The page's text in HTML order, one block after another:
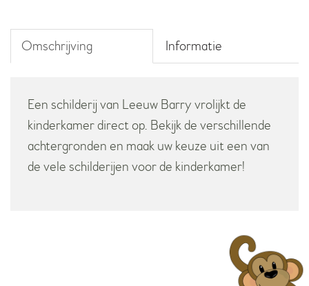
Omschrijving Informatie
Een schilderij van Leeuw Barry vrolijkt de
kinderkamer direct op. Bekijk de verschillende
achtergronden en maak uw keuze uit een van
de vele schilderijen voor de kinderkamer!